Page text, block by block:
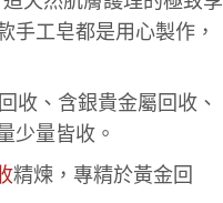
手工皂都是用心製作，
收、含銀貴金屬回收、
少量皆收。
精煉，專精於黃金回